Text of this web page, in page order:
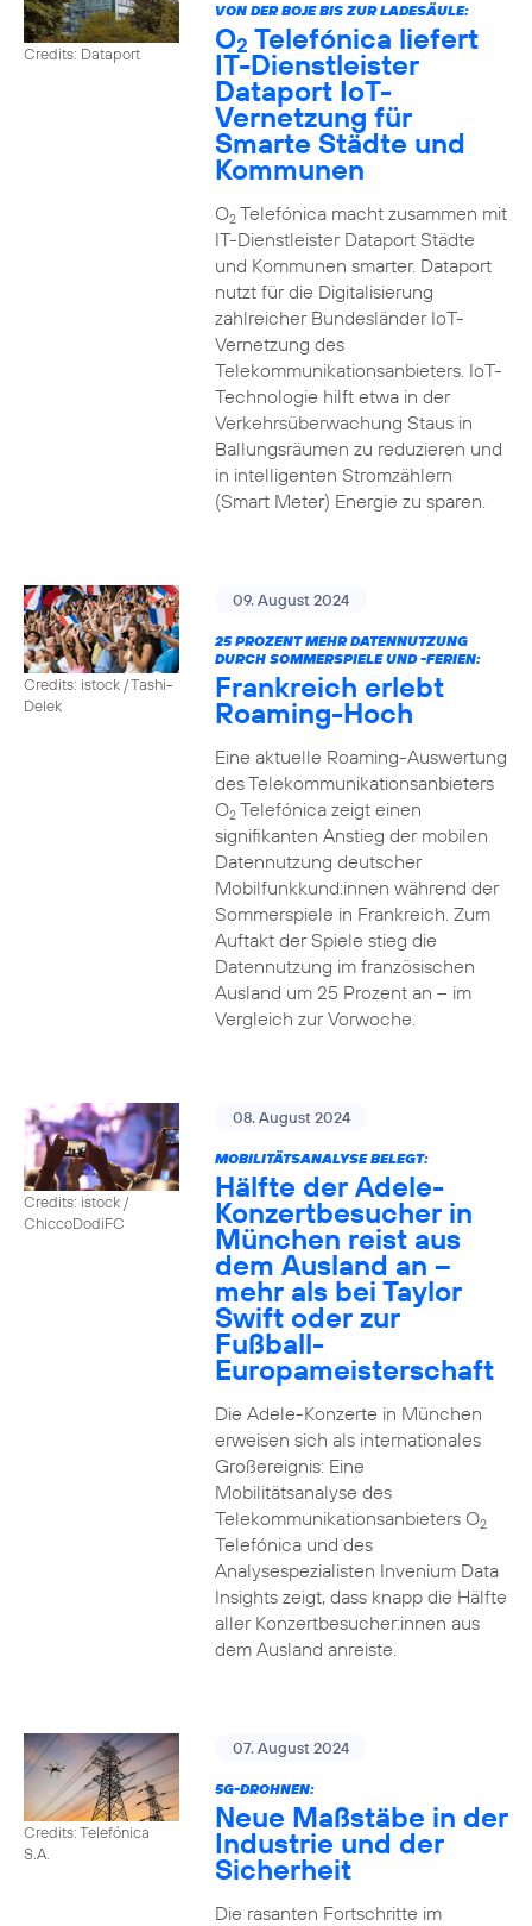
Credits: Dataport
VON DER BOJE BIS ZUR LADESÄULE:
O2 Telefónica liefert
IT-Dienstleister
Dataport IoT-
Vernetzung für
Smarte Städte und
Kommunen
O2Telefónica macht zusammen mit
IT-Dienstleister Dataport Städte
und Kommunen smarter. Dataport
nutzt für die Digitalisierung
zahlreicher Bundesländer IoT-
Vernetzung des
Telekommunikationsanbieters. IoT-
Technologie hilft etwa in der
Verkehrsüberwachung Staus in
Ballungsräumen zu reduzieren und
in intelligenten Stromzählern
(Smart Meter) Energie zu sparen.
Credits: istock / Tashi-
Delek
09. August 2024
25 PROZENT MEHR DATENNUTZUNG
DURCH SOMMERSPIELE UND -FERIEN:
Frankreich erlebt
Roaming-Hoch
Eine aktuelle Roaming-Auswertung
des Telekommunikationsanbieters
O2Telefónica zeigt einen
signifikanten Anstieg der mobilen
Datennutzung deutscher
Mobilfunkkund:innen während der
Sommerspiele in Frankreich. Zum
Auftakt der Spiele stieg die
Datennutzung im französischen
Ausland um 25 Prozent an – im
Vergleich zur Vorwoche.
Credits: istock /
ChiccoDodiFC
08. August 2024
MOBILITÄTSANALYSE BELEGT:
Hälfte der Adele-
Konzertbesucher in
München reist aus
dem Ausland an –
mehr als bei Taylor
Swift oder zur
Fußball-
Europameisterschaft
Die Adele-Konzerte in München
erweisen sich als internationales
Großereignis: Eine
Mobilitätsanalyse des
Telekommunikationsanbieters O2
Telefónica und des
Analysespezialisten Invenium Data
Insights zeigt, dass knapp die Hälfte
aller Konzertbesucher:innen aus
dem Ausland anreiste.
Credits: Telefónica
S.A.
07. August 2024
5G-DROHNEN:
Neue Maßstäbe in der
Industrie und der
Sicherheit
Die rasanten Fortschritte im